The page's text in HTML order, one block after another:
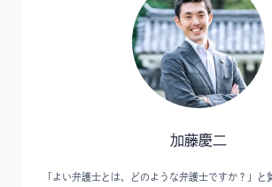
加藤慶二
「よい弁護士とは、どのような弁護士ですか？」と